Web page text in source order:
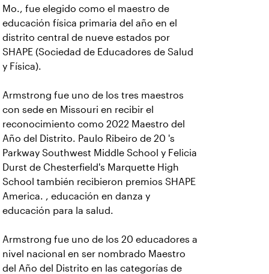
Mo., fue elegido como el maestro de
educación física primaria del año en el
distrito central de nueve estados por
SHAPE (Sociedad de Educadores de Salud
y Física).
Armstrong fue uno de los tres maestros
con sede en Missouri en recibir el
reconocimiento como 2022 Maestro del
Año del Distrito. Paulo Ribeiro de 20 's
Parkway Southwest Middle School y Felicia
Durst de Chesterfield's Marquette High
School también recibieron premios SHAPE
America. , educación en danza y
educación para la salud.
Armstrong fue uno de los 20 educadores a
nivel nacional en ser nombrado Maestro
del Año del Distrito en las categorías de